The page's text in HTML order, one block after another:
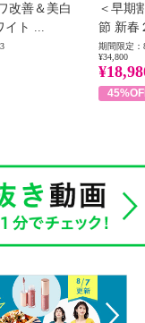
改善＆美白
ト ...
＜早期
節 新春
期間限定：
¥34,800